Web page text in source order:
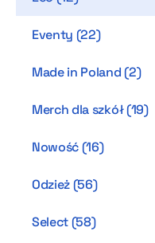
Eventy (22)
Made in Poland(2)
Merch dla szkół(19)
Nowość(16)
Odzież(56)
Select(58)